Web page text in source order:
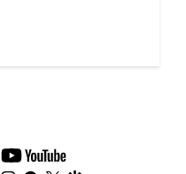
youtube-